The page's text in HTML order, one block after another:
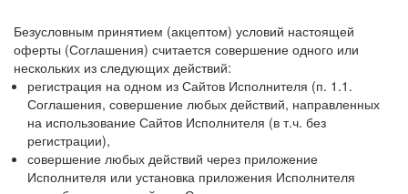
Безусловным принятием (акцептом) условий настоящей
оферты (Соглашения) считается совершение одного или
нескольких из следующих действий:
регистрация на одном из Сайтов Исполнителя (п. 1.1.
Соглашения, совершение любых действий, направленных
на использование Сайтов Исполнителя (в т.ч. без
регистрации),
совершение любых действий через приложение
Исполнителя или установка приложения Исполнителя